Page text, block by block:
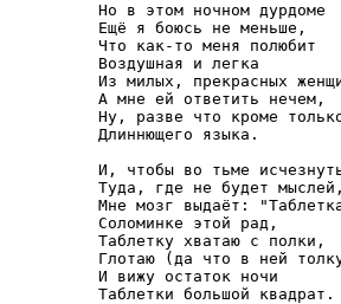
Но в этом ночном дурдоме
Ещё я боюсь не меньше,
Что как-то меня полюбит
Воздушная и легка
Из милых, прекрасных
А мне ей ответить нечем,
Ну, разве что кроме
Длиннющего языка.
И, чтобы во тьме
Туда, где не будет
Мне мозг выдаёт:
Соломинке этой рад,
Таблетку хватаю с полки,
Глотаю (да что в ней
И вижу остаток ночи
Таблетки большой квадрат.